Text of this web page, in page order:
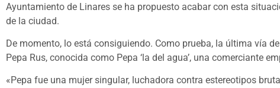
Ayuntamiento de Linares se ha propuesto acabar con esta
de la ciudad.
De momento, lo está consiguiendo. Como prueba, la última vía
Pepa Rus, conocida como Pepa ‘la del agua’, una comerciante
«Pepa fue una mujer singular, luchadora contra estereotipos